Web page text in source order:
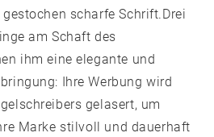
scharfe Schrift.Drei
am Schaft des
ihm eine elegante und
Ihre Werbung wird
gelasert, um
Marke stilvoll und dauerhaft